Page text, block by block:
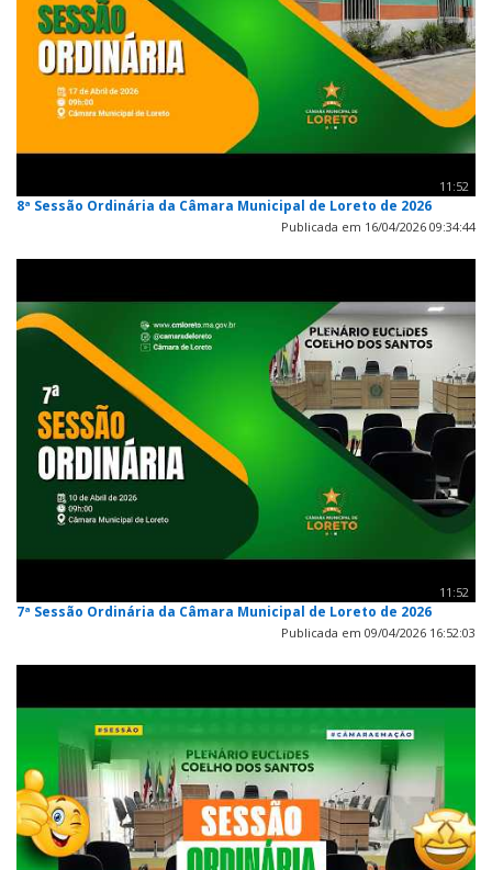
11:52
8ª Sessão Ordinária da Câmara Municipal de Loreto de 2026
Publicada em 16/04/2026 09:34:44
11:52
7ª Sessão Ordinária da Câmara Municipal de Loreto de 2026
Publicada em 09/04/2026 16:52:03